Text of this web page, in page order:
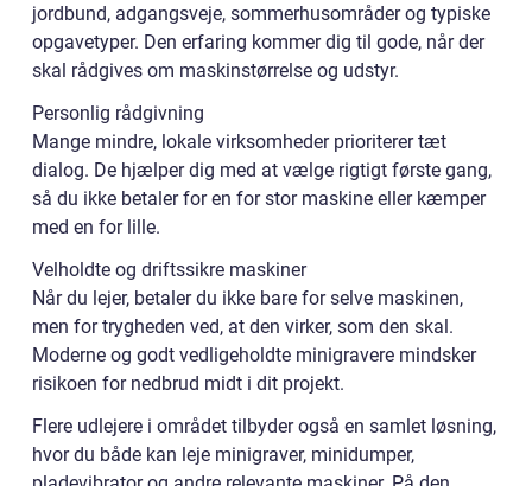
jordbund, adgangsveje, sommerhusområder og typiske
opgavetyper. Den erfaring kommer dig til gode, når der
skal rådgives om maskinstørrelse og udstyr.
Personlig rådgivning
Mange mindre, lokale virksomheder prioriterer tæt
dialog. De hjælper dig med at vælge rigtigt første gang,
så du ikke betaler for en for stor maskine eller kæmper
med en for lille.
Velholdte og driftssikre maskiner
Når du lejer, betaler du ikke bare for selve maskinen,
men for trygheden ved, at den virker, som den skal.
Moderne og godt vedligeholdte minigravere mindsker
risikoen for nedbrud midt i dit projekt.
Flere udlejere i området tilbyder også en samlet løsning,
hvor du både kan leje minigraver, minidumper,